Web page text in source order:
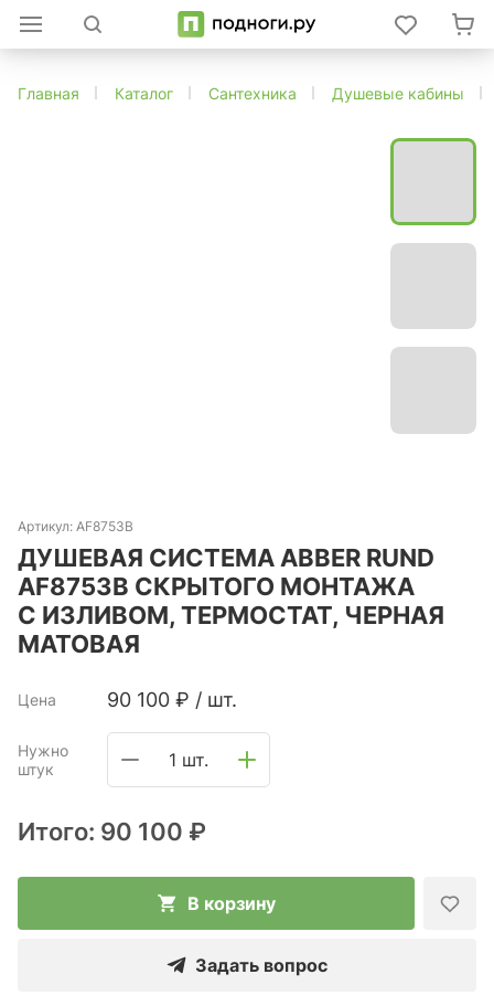
Главная Каталог Сантехника Душевые кабины
Артикул: AF8753B
ДУШЕВАЯ СИСТЕМА ABBER RUND
AF8753B СКРЫТОГО МОНТАЖА
С ИЗЛИВОМ, ТЕРМОСТАТ, ЧЕРНАЯ
МАТОВАЯ
Цена 90 100 ₽ / шт.
Нужно
штук
1 шт.
Итого: 90 100 ₽
В корзину
Задать вопрос